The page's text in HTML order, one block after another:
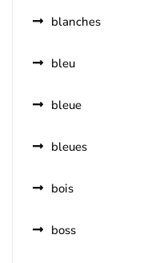
blanches
bleu
bleue
bleues
bois
boss